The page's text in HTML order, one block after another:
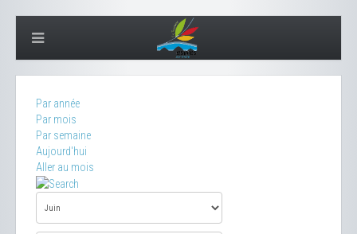
Par année
Par mois
Par semaine
Aujourd'hui
Aller au mois